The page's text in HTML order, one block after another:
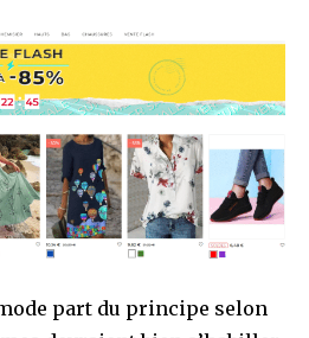
part du principe selon